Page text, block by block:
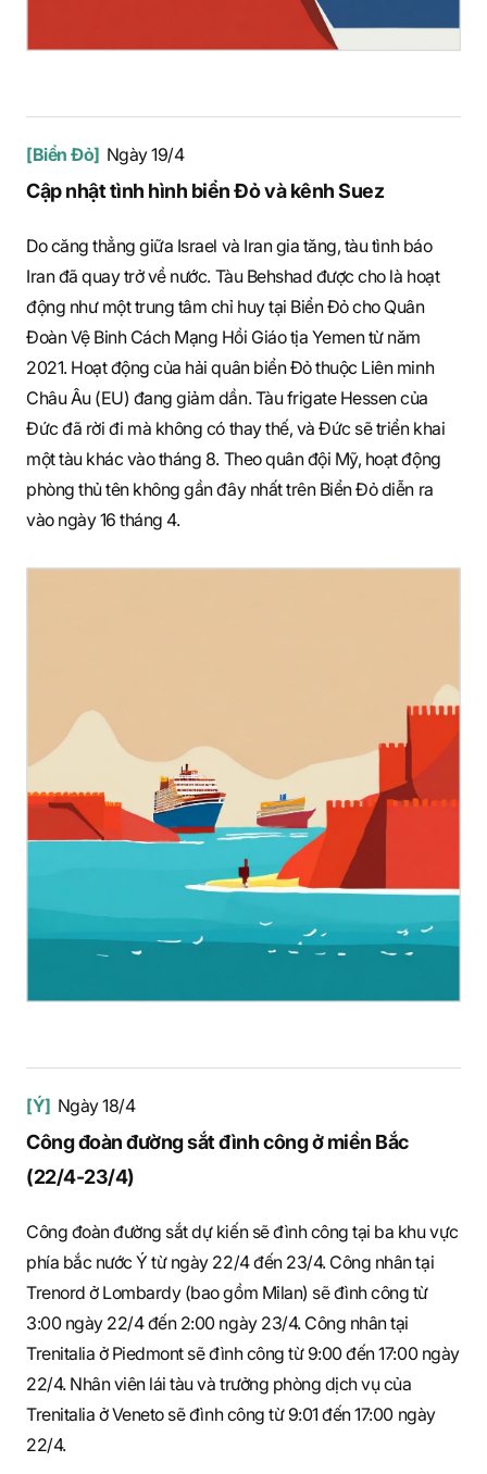
[Biển Đỏ] Ngày 19/4
Cập nhật tình hình biển Đỏ và kênh Suez
Do căng thẳng giữa Israel và Iran gia tăng, tàu tình báo
Iran đã quay trở về nước. Tàu Behshad được cho là hoạt
động như một trung tâm chỉ huy tại Biển Đỏ cho Quân
Đoàn Vệ Binh Cách Mạng Hồi Giáo tịa Yemen từ năm
2021. Hoạt động của hải quân biển Đỏ thuộc Liên minh
Châu Âu (EU) đang giảm dần. Tàu frigate Hessen của
Đức đã rời đi mà không có thay thế, và Đức sẽ triển khai
một tàu khác vào tháng 8. Theo quân đội Mỹ, hoạt động
phòng thủ tên không gần đây nhất trên Biển Đỏ diễn ra
vào ngày 16 tháng 4.
[Ý] Ngày 18/4
Công đoàn đường sắt đình công ở miền Bắc
(22/4-23/4)
Công đoàn đường sắt dự kiến sẽ đình công tại ba khu vực
phía bắc nước Ý từ ngày 22/4 đến 23/4. Công nhân tại
Trenord ở Lombardy (bao gồm Milan) sẽ đình công từ
3:00 ngày 22/4 đến 2:00 ngày 23/4. Công nhân tại
Trenitalia ở Piedmont sẽ đình công từ 9:00 đến 17:00 ngày
22/4. Nhân viên lái tàu và trưởng phòng dịch vụ của
Trenitalia ở Veneto sẽ đình công từ 9:01 đến 17:00 ngày
22/4.